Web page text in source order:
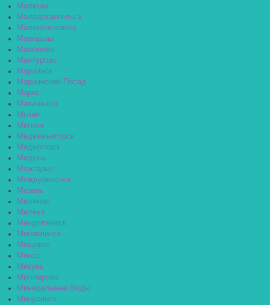
Малмыж
Малоархангельск
Малоярославец
Мамадыш
Мамоново
Мантурово
Мариинск
Мариинский Посад
Маркс
Махачкала
Мглин
Мегион
Медвежьегорск
Медногорск
Медынь
Межгорье
Междуреченск
Мезень
Меленки
Мелеуз
Менделеевск
Мензелинск
Мещовск
Миасс
Микунь
Миллерово
Минеральные Воды
Минусинск